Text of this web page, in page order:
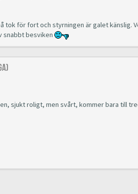
tok för fort och styrningen är galet känslig.
snabbt besviken
sjukt roligt, men svårt, kommer bara till